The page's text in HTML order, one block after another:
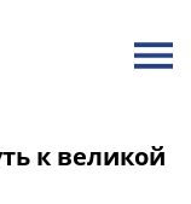
к великой